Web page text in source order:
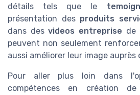
détails tels que le
présentation des produits
dans desvideos entreprise de
peuvent non seulement
aussi améliorer leur image auprès
Pour aller plus loin dans
compétences en création de